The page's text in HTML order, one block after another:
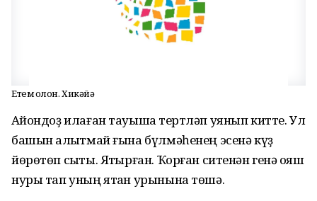
Етем ҡолон. Хикәйә
Аҡйондоҙ илаған тауышҡа тертләп уянып китте. Ул
башын ҡалҡытмай ғына бүлмәһенең эсенә күҙ
йөрөтөп сыҡты. Яҡтырған. Ҡорған ситенән генә ҡояш
нуры тап уның ятҡан урынына төшә.